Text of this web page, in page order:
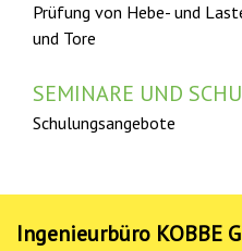
Prüfung von Hebe- und
und Tore
SEMINARE UND
Schulungsangebote
Ingenieurbüro KOBBE